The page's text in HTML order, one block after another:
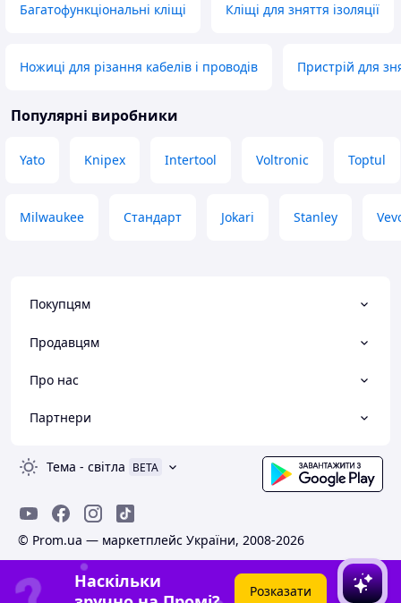
Багатофункціональні кліщі Кліщі для зняття ізоляції
Ножиці для різання кабелів і проводів Пристрій для
Популярні виробники
Yato Knipex Intertool Voltronic Toptul
Milwaukee Стандарт Jokari Stanley
Покупцям
Продавцям
Про нас
Партнери
Тема - світла BETA
© Prom.ua — маркетплейс України, 2008-2026
Наскільки
Розказати